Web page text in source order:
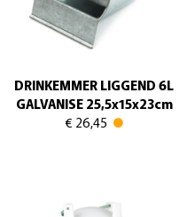
DRINKEMMER LIGGEND 6L
GALVANISE 25,5x15x23cm
€ 26,45